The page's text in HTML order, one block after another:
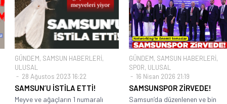
GÜNDEM, SAMSUN HABERLERİ,
ULUSAL
28 Ağustos 2023 16:22
SAMSUN’U İSTİLA ETTİ!
Meyve ve ağaçların 1 numaralı
GÜNDEM, SAMSUN HABERLERİ,
SPOR, ULUSAL
16 Nisan 2026 21:19
SAMSUNSPOR ZİRVEDE!
Samsun’da düzenlenen ve bin